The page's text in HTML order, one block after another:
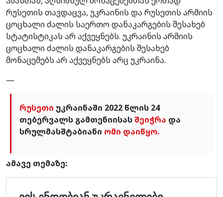
რუსეთის თავდაცვა, უკრაინის და რუსეთის არმიის
ცოცხალი ძალის საერთო დანაკარგების შესახებ
სტატისტიკას არ აქვეყნებს. უკრაინის არმიის
ცოცხალი ძალის დანაკარგების შესახებ
მონაცემებს არ აქვეყნებს არც უკრაინა.
—
რუსეთი უკრაინაში 2022 წლის 24
თებერვალს გამთენიისასშეიჭრა და
სრულმასშტაბიანი ომი დაიწყო.
ამავე თემაზე: